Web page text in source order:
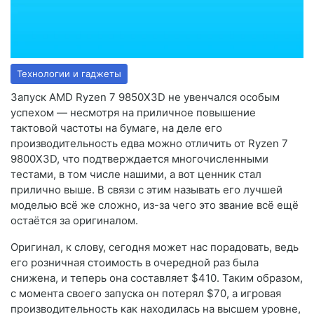
Технологии и гаджеты
Запуск AMD Ryzen 7 9850X3D не увенчался особым
успехом — несмотря на приличное повышение
тактовой частоты на бумаге, на деле его
производительность едва можно отличить от Ryzen 7
9800X3D, что подтверждается многочисленными
тестами, в том числе нашими, а вот ценник стал
прилично выше. В связи с этим называть его лучшей
моделью всё же сложно, из-за чего это звание всё ещё
остаётся за оригиналом.
Оригинал, к слову, сегодня может нас порадовать, ведь
его розничная стоимость в очередной раз была
снижена, и теперь она составляет $410. Таким образом,
с момента своего запуска он потерял $70, а игровая
производительность как находилась на высшем уровне,